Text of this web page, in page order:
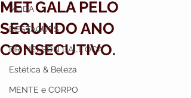
MODA
DESTAQUES
DR. NELSON DALL`OCA
Estética & Beleza
MENTE e CORPO
MET GALA PELO
SEGUNDO ANO
CONSECUTIVO.